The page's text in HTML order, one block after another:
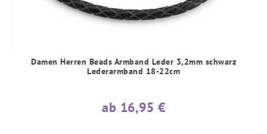
Damen Herren Beads Armband Leder 3,2mm schwarz
Lederarmband 18-22cm
ab 16,95 €